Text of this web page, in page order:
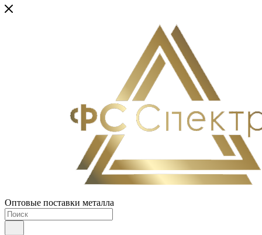
Оптовые поставки металла